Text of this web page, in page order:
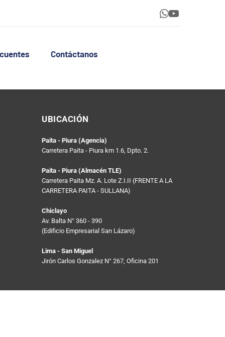
Contáctanos
UBICACIÓN
Paita - Piura (Agencia)
Carretera Paita - Piura km 1.6, Dpto. 2.
Paita - Piura (Almacén TLE)
Carretera Paita Mz. A. Lote Z.I.II (FRENTE A LA
CARRETERA PAITA - SULLANA)
Chiclayo
Av. Balta N° 360 - 390
(Edificio Empresarial San Lázaro)
Lima - San Miguel
Jirón Carlos Gonzalez N° 267, Oficina 201